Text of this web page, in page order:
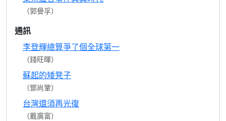
（郭譽孚）
通訊
李登輝總算爭了個全球第一
（錢旺暉）
蘇起的矮凳子
（鄧尚鞏）
台灣還須再光復
（戴廣富）